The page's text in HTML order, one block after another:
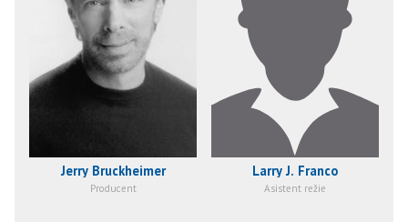
Jerry Bruckheimer
Producent
Larry J. Franco
Asistent režie